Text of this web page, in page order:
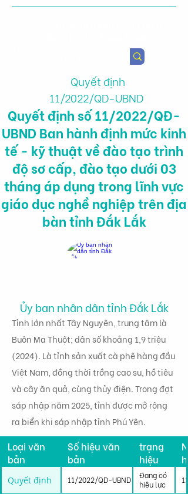
Quyết định
11/2022/QD-UBND
Quyết định số 11/2022/QĐ-
UBND Ban hành định mức kinh
tế - kỹ thuật về đào tạo trình
độ sơ cấp, đào tạo dưới 03
tháng áp dụng trong lĩnh vực
giáo dục nghề nghiệp trên địa
bàn tỉnh Đắk Lắk
Ủy ban nhân dân tỉnh Đắk Lắk
Tỉnh lớn nhất Tây Nguyên, trung tâm là
Buôn Ma Thuột; dân số khoảng 1,9 triệu
(2024). Là tỉnh sản xuất cà phê hàng đầu
Việt Nam, đồng thời trồng cao su, hồ tiêu
và cây ăn quả, cùng thủy điện. Trong đợt
sáp nhập năm 2025, tỉnh được mở rộng
ra biển khi sáp nhập tỉnh Phú Yên.
Loại văn
bản
Số hiệu văn
bản
trạng
hiệu
lực
Quyết định 11/2022/QD-UBND
Đang có
hiệu lực